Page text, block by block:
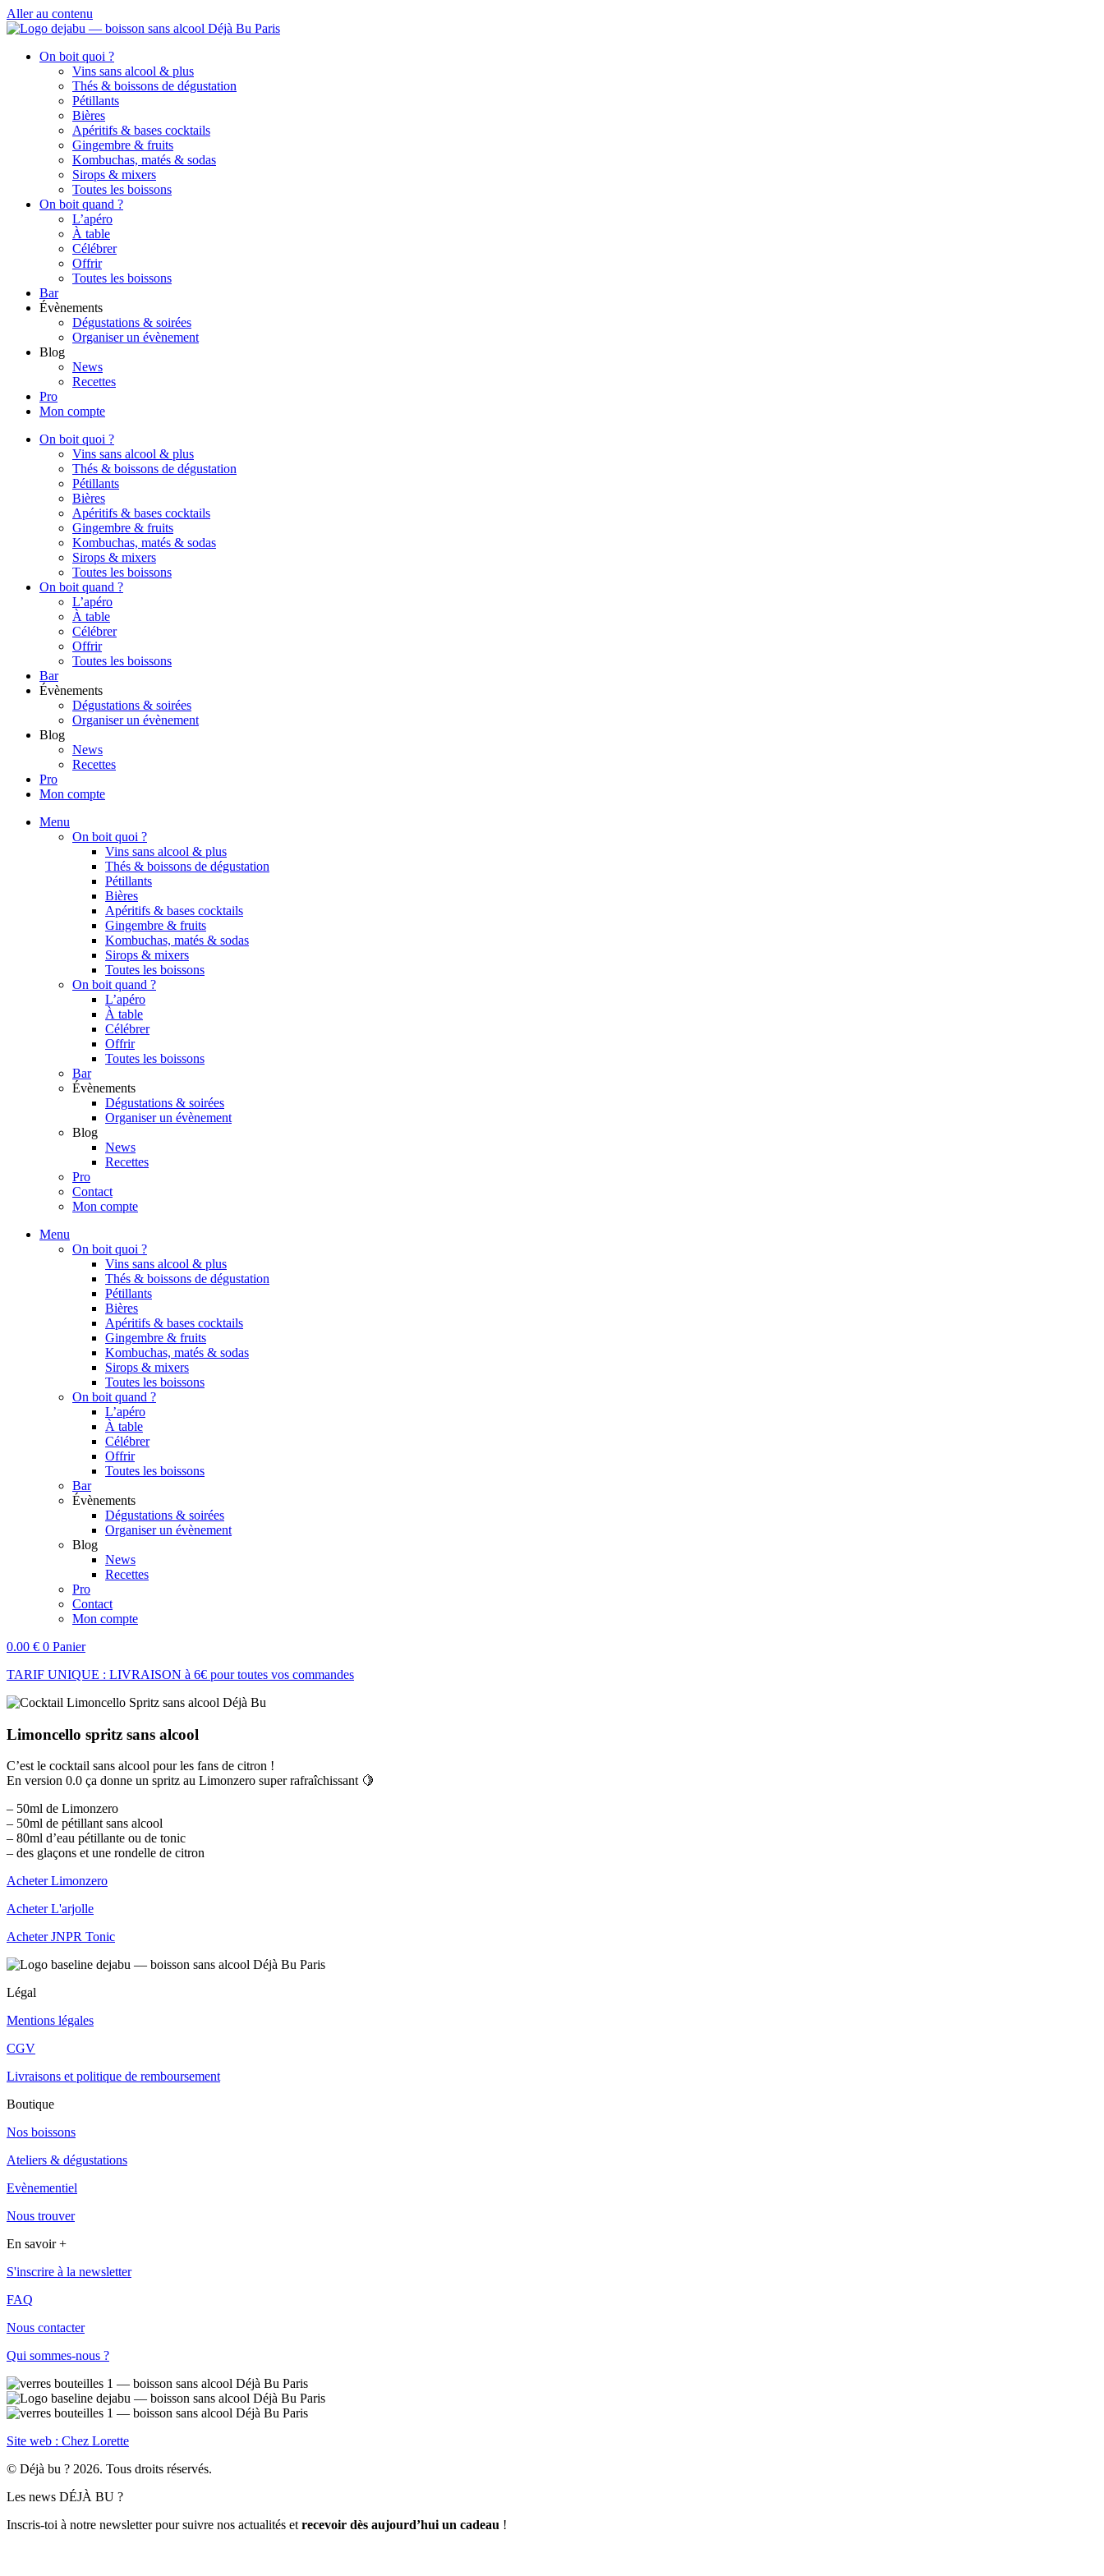
Aller au contenu
On boit quoi ?
Vins sans alcool & plus
Thés & boissons de dégustation
Pétillants
Bières
Apéritifs & bases cocktails
Gingembre & fruits
Kombuchas, matés & sodas
Sirops & mixers
Toutes les boissons
On boit quand ?
L’apéro
À table
Célébrer
Offrir
Toutes les boissons
Bar
Évènements
Dégustations & soirées
Organiser un évènement
Blog
News
Recettes
Pro
Mon compte
On boit quoi ?
Vins sans alcool & plus
Thés & boissons de dégustation
Pétillants
Bières
Apéritifs & bases cocktails
Gingembre & fruits
Kombuchas, matés & sodas
Sirops & mixers
Toutes les boissons
On boit quand ?
L’apéro
À table
Célébrer
Offrir
Toutes les boissons
Bar
Évènements
Dégustations & soirées
Organiser un évènement
Blog
News
Recettes
Pro
Mon compte
Menu
On boit quoi ?
Vins sans alcool & plus
Thés & boissons de dégustation
Pétillants
Bières
Apéritifs & bases cocktails
Gingembre & fruits
Kombuchas, matés & sodas
Sirops & mixers
Toutes les boissons
On boit quand ?
L’apéro
À table
Célébrer
Offrir
Toutes les boissons
Bar
Évènements
Dégustations & soirées
Organiser un évènement
Blog
News
Recettes
Pro
Contact
Mon compte
Menu
On boit quoi ?
Vins sans alcool & plus
Thés & boissons de dégustation
Pétillants
Bières
Apéritifs & bases cocktails
Gingembre & fruits
Kombuchas, matés & sodas
Sirops & mixers
Toutes les boissons
On boit quand ?
L’apéro
À table
Célébrer
Offrir
Toutes les boissons
Bar
Évènements
Dégustations & soirées
Organiser un évènement
Blog
News
Recettes
Pro
Contact
Mon compte
0.00 € 0 Panier
TARIF UNIQUE : LIVRAISON à 6€ pour toutes vos commandes
Limoncello spritz sans alcool
C’est le cocktail sans alcool pour les fans de citron !
En version 0.0 ça donne un spritz au Limonzero super rafraîchissant 🍋
– 50ml de Limonzero
– 50ml de pétillant sans alcool
– 80ml d’eau pétillante ou de tonic
– des glaçons et une rondelle de citron
Acheter Limonzero
Acheter L'arjolle
Acheter JNPR Tonic
Légal
Mentions légales
CGV
Livraisons et politique de remboursement
Boutique
Nos boissons
Ateliers & dégustations
Evènementiel
Nous trouver
En savoir +
S'inscrire à la newsletter
FAQ
Nous contacter
Qui sommes-nous ?
Site web : Chez Lorette
© Déjà bu ? 2026. Tous droits réservés.
Les news DÉJÀ BU ?
Inscris-toi à notre newsletter pour suivre nos actualités etrecevoir dès aujourd’hui un cadeau !